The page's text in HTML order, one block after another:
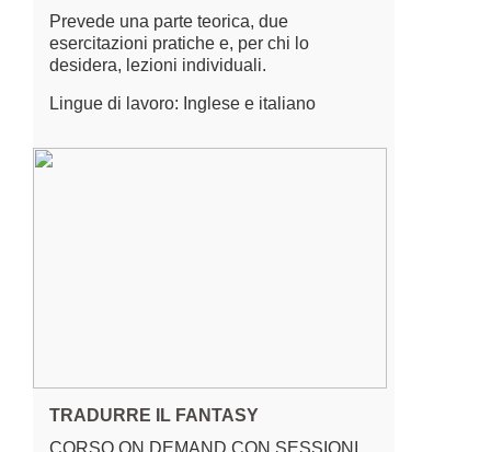
Prevede una parte teorica, due
esercitazioni pratiche e, per chi lo
desidera, lezioni individuali.
Lingue di lavoro: Inglese e italiano
TRADURRE IL FANTASY
CORSO ON DEMAND CON SESSIONI